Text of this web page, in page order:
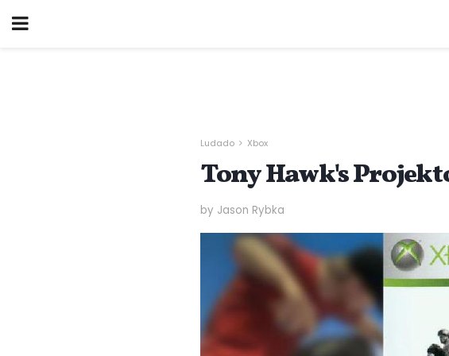
Ludado Xbox
Tony Hawk's
by Jason Rybka